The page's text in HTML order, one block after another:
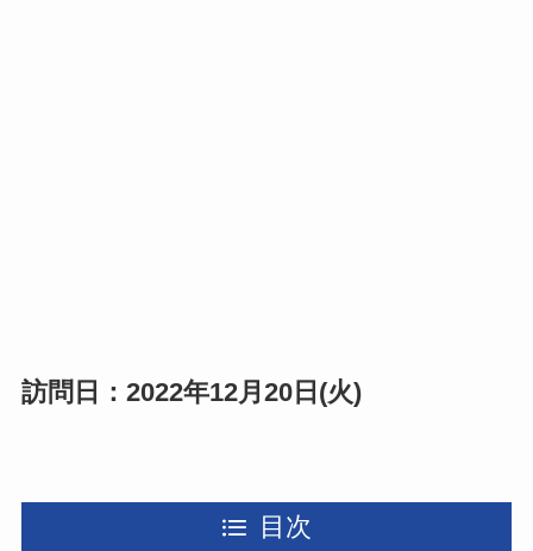
訪問日：2022年12月20日(火)
目次